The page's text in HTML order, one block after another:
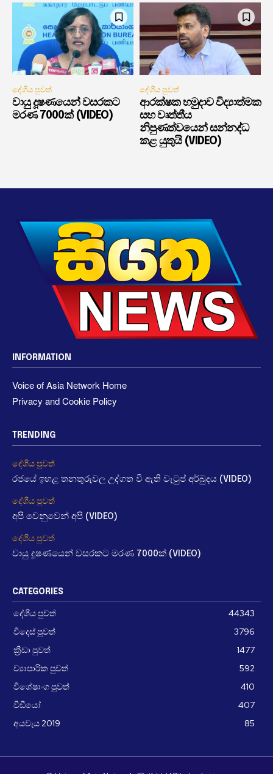
දේශීය පුවත්
වායු දූෂණයෙන් වසරකට
මරණ 7000ක් (VIDEO)
දේශීය පුවත්
ආරක්ෂක හමුදාව විද්‍යාත්මක
සහ වෘත්තීය
නිපුණත්වයෙන් සන්නද්ධ
කළ යුතුයි (VIDEO)
INFORMATION
Voice of Asia Network Home
Privacy and Cookie Policy
TRENDING
දේශීය පුවත්
රජයේ ඉහළ තනතුරුවල උද්ගත වී ඇති වැටුප් අර්බුදය (VIDEO)
දේශීය පුවත්
අපි වෙනුවෙන් අපි (VIDEO)
දේශීය පුවත්
වායු දූෂණයෙන් වසරකට මරණ 7000ක් (VIDEO)
CATEGORIES
දේශීය පුවත්
44343
විදෙස් පුවත්
3796
ක්‍රීඩා පුවත්
1477
ව්‍යාපාරික පුවත්
592
විශේෂාංග පුවත්
410
වීඩීයෝ
407
අයවැය 2019
85